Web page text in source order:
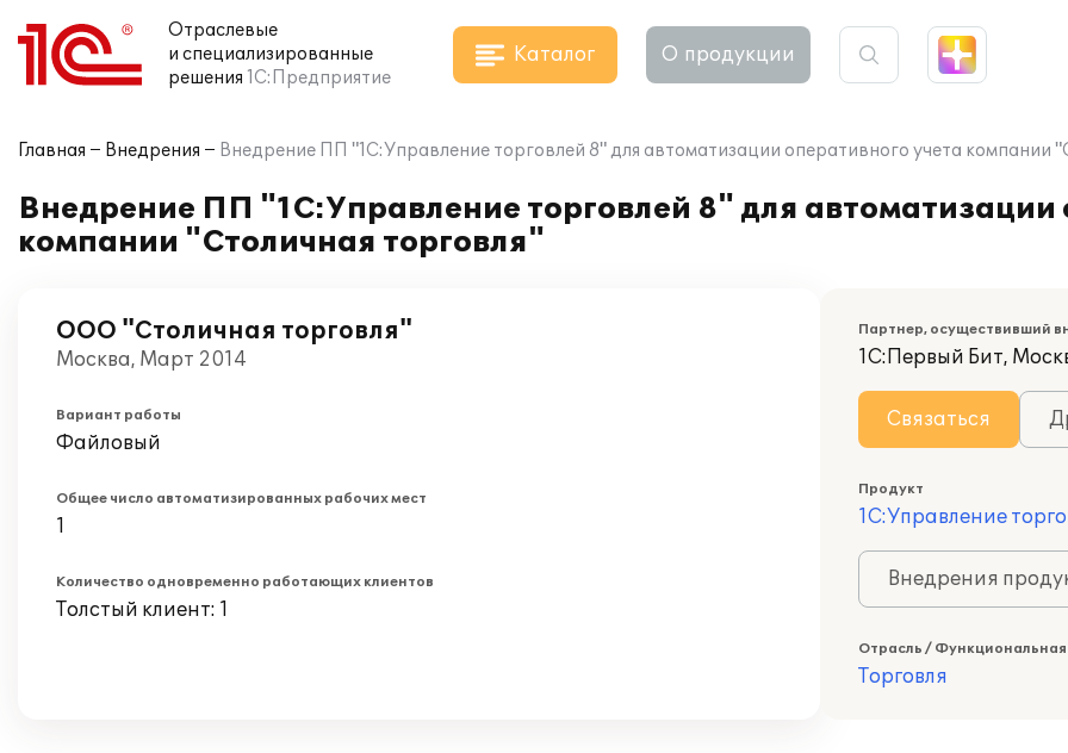
Отраслевые
и специализированные
решения 1С:Предприятие
Каталог О продукции
Главная Внедрения Внедрение ПП "1С:Управление торговлей 8" для автоматизации оперативного учета компании
Внедрение ПП "1С:Управление торговлей 8" для автоматизации
компании "Столичная торговля"
ООО "Столичная торговля"
Москва, Март 2014
Вариант работы
Файловый
Общее число автоматизированных рабочих мест
1
Количество одновременно работающих клиентов
Толстый клиент: 1
Партнер, осуществивший
1С:Первый Бит,
Связаться
Продукт
1С:Управление
Внедрения
Отрасль / Функциональная
Торговля